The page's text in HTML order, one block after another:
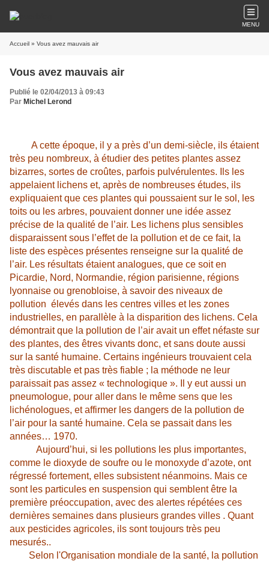
MENU
Accueil » Vous avez mauvais air
Vous avez mauvais air
Publié le 02/04/2013 à 09:43
Par Michel Lerond
A cette époque, il y a près d’un demi-siècle, ils étaient
très peu nombreux, à étudier des petites plantes assez
bizarres, sortes de croûtes, parfois pulvérulentes. Ils les
appelaient lichens et, après de nombreuses études, ils
expliquaient que ces plantes qui poussaient sur le sol, les
toits ou les arbres, pouvaient donner une idée assez
précise de la qualité de l’air. Les lichens plus sensibles
disparaissent sous l’effet de la pollution et de ce fait, la
liste des espèces présentes renseigne sur la qualité de
l’air. Les résultats étaient analogues, que ce soit en
Picardie, Nord, Normandie, région parisienne, régions
lyonnaise ou grenobloise, à savoir des niveaux de
pollution élevés dans les centres villes et les zones
industrielles, en parallèle à la disparition des lichens. Cela
démontrait que la pollution de l’air avait un effet néfaste sur
des plantes, des êtres vivants donc, et sans doute aussi
sur la santé humaine. Certains ingénieurs trouvaient cela
très discutable et pas très fiable ; la méthode ne leur
paraissait pas assez « technologique ». Il y eut aussi un
pneumologue, pour aller dans le même sens que les
lichénologues, et affirmer les dangers de la pollution de
l’air pour la santé humaine. Cela se passait dans les
années… 1970.
Aujourd’hui, si les pollutions les plus importantes,
comme le dioxyde de soufre ou le monoxyde d’azote, ont
régressé fortement, elles subsistent néanmoins. Mais ce
sont les particules en suspension qui semblent être la
première préoccupation, avec des alertes répétées ces
dernières semaines dans plusieurs grandes villes . Quant
aux pesticides agricoles, ils sont toujours très peu
mesurés..
Selon l'Organisation mondiale de la santé, la pollution